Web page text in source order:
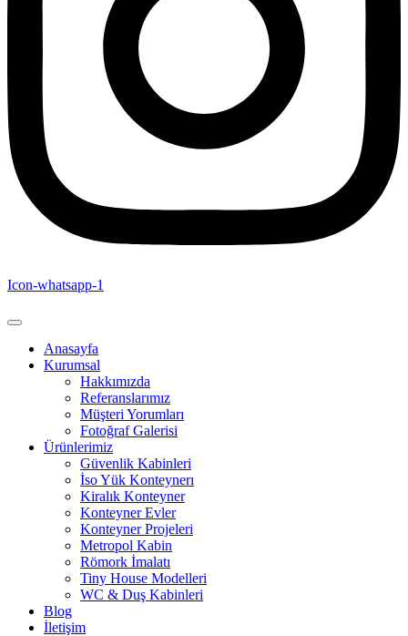
Icon-whatsapp-1
Anasayfa
Kurumsal
Hakkımızda
Referanslarımız
Müşteri Yorumları
Fotoğraf Galerisi
Ürünlerimiz
Güvenlik Kabinleri
İso Yük Konteynerı
Kiralık Konteyner
Konteyner Evler
Konteyner Projeleri
Metropol Kabin
Römork İmalatı
Tiny House Modelleri
WC & Duş Kabinleri
Blog
İletişim